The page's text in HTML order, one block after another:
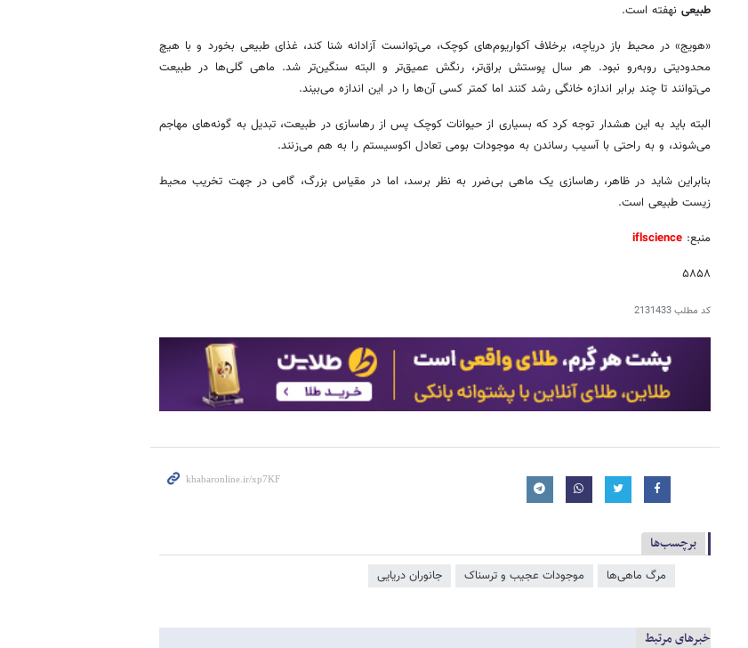
طبیعی نهفته است.
«هویج» در محیط باز دریاچه، برخلاف آکواریوم‌های کوچک، می‌توانست آزادانه شنا کند، غذای طبیعی بخورد و با هیچ
محدودیتی روبه‌رو نبود. هر سال پوستش براق‌تر، رنگش عمیق‌تر و البته سنگین‌تر شد. ماهی‌ گلی‌ها در طبیعت
می‌توانند تا چند برابر اندازه خانگی رشد کنند اما کمتر کسی آن‌ها را در این اندازه می‌بیند.
البته باید به این هشدار توجه کرد که بسیاری از حیوانات کوچک پس از رهاسازی در طبیعت، تبدیل به گونه‌های مهاجم
می‌شوند، و به راحتی با آسیب‌ رساندن به موجودات بومی تعادل اکوسیستم را به هم می‌زنند.
بنابراین شاید در ظاهر، رهاسازی یک ماهی بی‌ضرر به نظر برسد، اما در مقیاس بزرگ، گامی در جهت تخریب محیط
زیست طبیعی است.
منبع: iflscience
۵۸۵۸
کد مطلب2131433
برچسب‌ها
مرگ ماهی‌ها موجودات عجیب و ترسناک جانوران دریایی
خبرهای مرتبط